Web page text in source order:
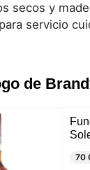
secos y
servicio
de
70